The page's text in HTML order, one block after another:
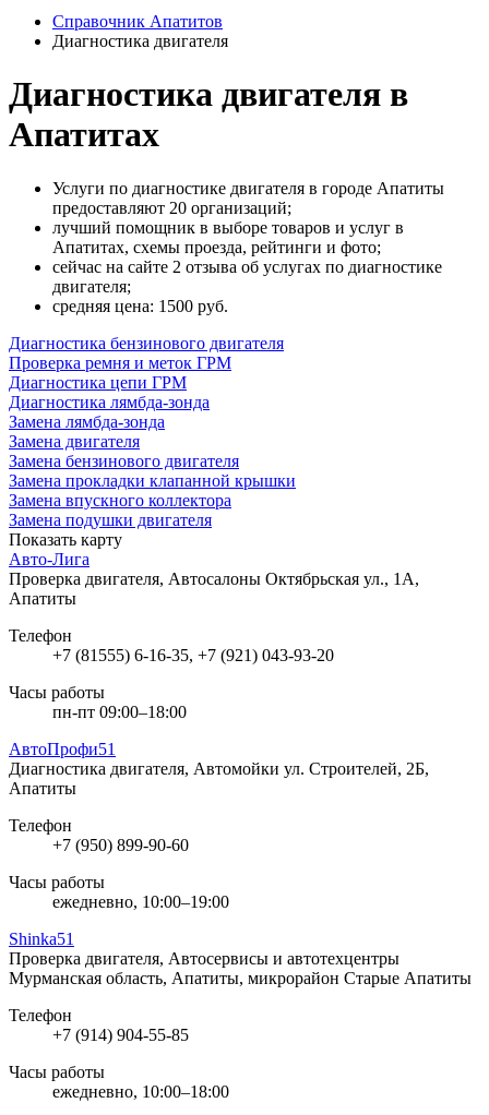
Справочник Апатитов
Диагностика двигателя
Диагностика двигателя в
Апатитах
Услуги по диагностике двигателя в городе Апатиты
предоставляют 20 организаций;
лучший помощник в выборе товаров и услуг в
Апатитах, схемы проезда, рейтинги и фото;
сейчас на сайте 2 отзыва об услугах по диагностике
двигателя;
cредняя цена: 1500 руб.
Диагностика бензинового двигателя
Проверка ремня и меток ГРМ
Диагностика цепи ГРМ
Диагностика лямбда-зонда
Замена лямбда-зонда
Замена двигателя
Замена бензинового двигателя
Замена прокладки клапанной крышки
Замена впускного коллектора
Замена подушки двигателя
Показать карту
Авто-Лига
Проверка двигателя, Автосалоны Октябрьская ул., 1А,
Апатиты
Телефон
+7 (81555) 6-16-35, +7 (921) 043-93-20
Часы работы
пн-пт 09:00–18:00
АвтоПрофи51
Диагностика двигателя, Автомойки ул. Строителей, 2Б,
Апатиты
Телефон
+7 (950) 899-90-60
Часы работы
ежедневно, 10:00–19:00
Shinka51
Проверка двигателя, Автосервисы и автотехцентры
Мурманская область, Апатиты, микрорайон Старые Апатиты
Телефон
+7 (914) 904-55-85
Часы работы
ежедневно, 10:00–18:00